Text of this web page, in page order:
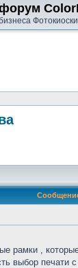
рамки ,
выбор